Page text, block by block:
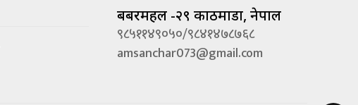
बबरमहल -२९ काठमाडौं, नेपाल
९८५११४९०५०/९८४१४७८७६८
amsanchar073@gmail.com